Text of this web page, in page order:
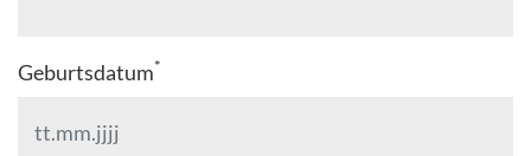
Geburtsdatum*